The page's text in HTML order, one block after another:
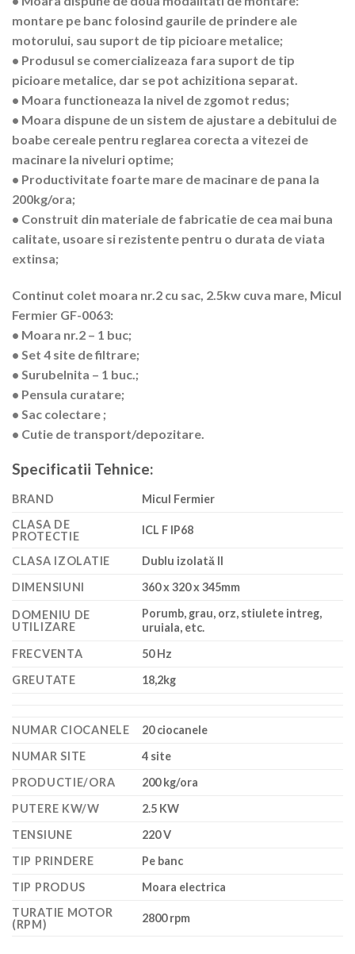
montare pe banc folosind gaurile de prindere ale
motorului, sau suport de tip picioare metalice;
• Produsul se comercializeaza fara suport de tip
picioare metalice, dar se pot achizitiona separat.
• Moara functioneaza la nivel de zgomot redus;
• Moara dispune de un sistem de ajustare a debitului de
boabe cereale pentru reglarea corecta a vitezei de
macinare la niveluri optime;
• Productivitate foarte mare de macinare de pana la
200kg/ora;
• Construit din materiale de fabricatie de cea mai buna
calitate, usoare si rezistente pentru o durata de viata
extinsa;
Continut colet moara nr.2 cu sac, 2.5kw cuva mare, Micul
Fermier GF-0063:
• Moara nr.2 – 1 buc;
• Set 4 site de filtrare;
• Surubelnita – 1 buc.;
• Pensula curatare;
• Sac colectare ;
• Cutie de transport/depozitare.
Specificatii Tehnice:
BRAND
Micul Fermier
CLASA DE
PROTECTIE
ICL F IP68
CLASA IZOLATIE
Dublu izolată II
DIMENSIUNI
360 x 320 x 345mm
DOMENIU DE
UTILIZARE
Porumb, grau, orz, stiulete intreg,
uruiala, etc.
FRECVENTA
50 Hz
GREUTATE
18,2kg
NUMAR CIOCANELE
20 ciocanele
NUMAR SITE
4 site
PRODUCTIE/ORA
200 kg/ora
PUTERE KW/W
2.5 KW
TENSIUNE
220 V
TIP PRINDERE
Pe banc
TIP PRODUS
Moara electrica
TURATIE MOTOR
(RPM)
2800 rpm